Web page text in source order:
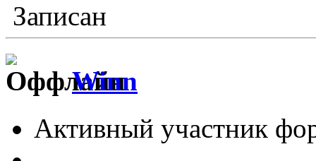
Записан
Winn
Активный участник